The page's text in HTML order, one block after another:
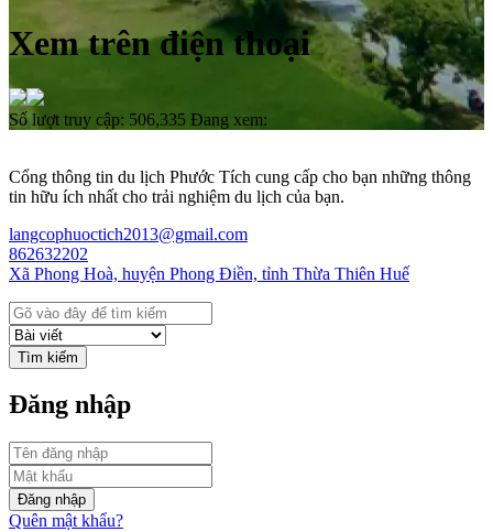
Xem trên điện thoại
Số lượt truy cập: 506,335 Đang xem:
Cổng thông tin du lịch Phước Tích cung cấp cho bạn những thông
tin hữu ích nhất cho trải nghiệm du lịch của bạn.
langcophuoctich2013@gmail.com
862632202
Xã Phong Hoà, huyện Phong Điền, tỉnh Thừa Thiên Huế
Tìm kiếm
Đăng nhập
Đăng nhập
Quên mật khẩu?